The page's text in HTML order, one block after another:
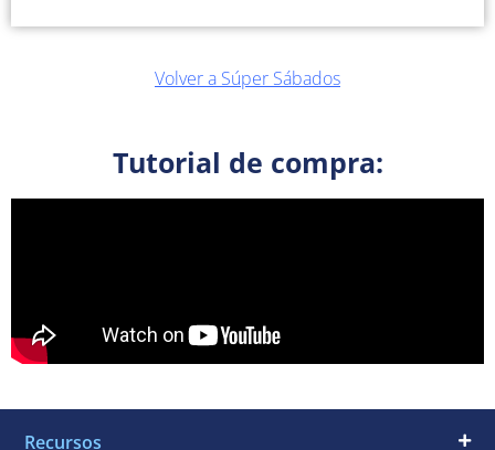
Volver a Súper Sábados
Tutorial de compra:
Recursos